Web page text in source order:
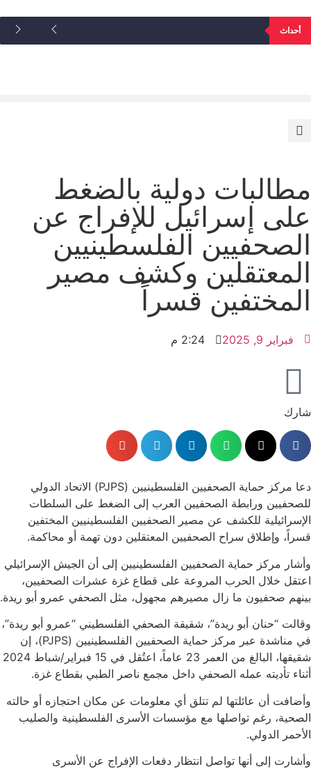
أحداث
مطالبات دولية بالضغط
على إسرائيل للإفراج عن
الصحفيين الفلسطينيين
المعتقلين وكشف مصير
المختفين قسراً
فبراير 9, 2025 2:24 م
شارك
دعا مركز حماية الصحفيين الفلسطينيين (PJPS) الاتحاد الدولي
للصحفيين ورابطة الصحفيين العرب إلى الضغط على السلطات
الإسرائيلية للكشف عن مصير الصحفيين الفلسطينيين المختفين
قسراً، وإطلاق سراح الصحفيين المعتقلين دون تهمة أو محاكمة.
وأشار مركز حماية الصحفيين الفلسطينيين إلى أن الجيش الإسرائيلي
اعتقل خلال الحرب المروعة على قطاع غزة عشرات الصحفيين،
بينهم صحفيون ما زال مصيرهم مجهول، مثل الصحفي عمرو أبو ريدة.
وقالت “حنان أبو ريدة”، شقيقة الصحفي الفلسطيني “عمرو أبو ريدة”،
في مناشدة عبر مركز حماية الصحفيين الفلسطينيين (PJPS)، إن
شقيقها، البالغ من العمر 23 عاماً، اعتُقل في 15 فبراير/شباط 2024
أثناء تأديته عمله الصحفي داخل مجمع ناصر الطبي بقطاع غزة.
وأضافت أن عائلتها لم تتلق أي معلومات عن مكان احتجازه أو حالته
الصحية، رغم تواصلها مع مؤسسات الأسرى الفلسطينية والصليب
الأحمر الدولي.
وأشارت إلى أنها تواصل انتظار دفعات الإفراج عن الأسرى